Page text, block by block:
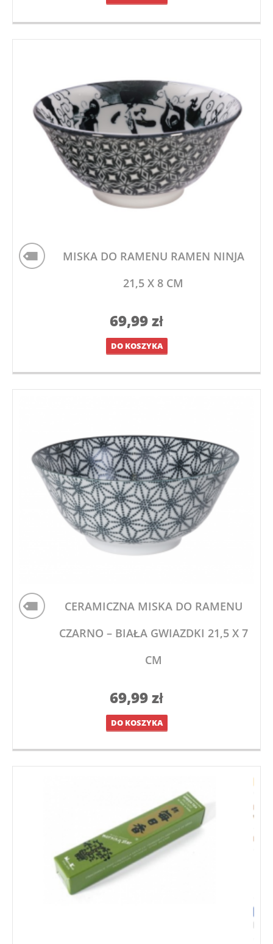
MISKA DO RAMENU RAMEN NINJA
21,5 X 8 CM
69,99zł
DO KOSZYKA
CERAMICZNA MISKA DO RAMENU
CZARNO – BIAŁA GWIAZDKI 21,5 X 7
CM
69,99zł
DO KOSZYKA